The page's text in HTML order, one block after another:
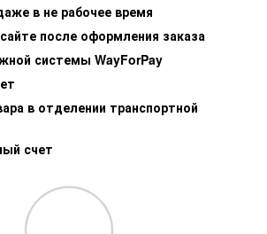
в не рабочее время
после оформления заказа
системы WayForPay
в отделении транспортной
счет